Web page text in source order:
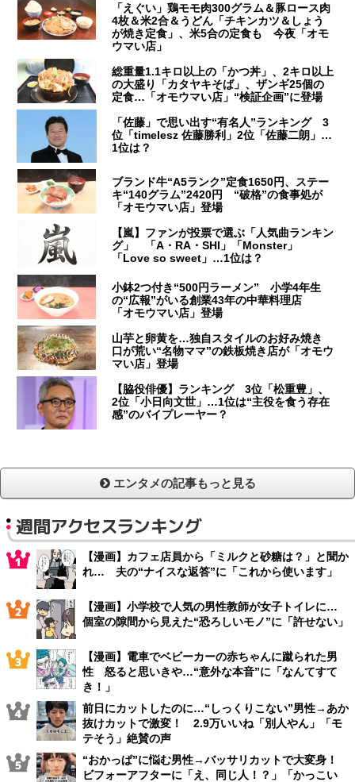
「えぐい」鶏モモ肉300グラム＆豚ロース肉
4枚＆米2合＆うどん「チキンカツ＆しょう
が焼き定食」、米5合の定食も 今夜「オモ
ウマい店」
総重量1.1キロ以上の「かつ丼」、2キロ以上
の大盛り「カタヤキそば」、ザンギ25個の
定食…「オモウマい店」“検証企画”に登場
「佐藤」で思い出す“有名人”ランキング 3
位「timelesz 佐藤勝利」2位「佐藤二朗」…
1位は？
ブランド牛“A5ランク”定食1650円、ステー
キ“140グラム”2420円 “破格”の食事処が
「オモウマい店」登場
【嵐】ファンが投票で選ぶ「人気曲ランキン
グ」 「A・RA・SHI」「Monster」
「Love so sweet」…1位は？
小鉢2つ付き“500円ラーメン” 小学4年生
の“広報”がいる創業43年の中華料理店
「オモウマい店」登場
山芋と卵黄を…独自スタイルのお好み焼き
口が荒い“名物ママ”の鉄板焼き店が「オモウ
マい店」登場
【脇役俳優】ランキング 3位「松重豊」、
2位「小日向文世」…1位は“主役を食う存在
感”のバイプレーヤー？
エンタメの記事もっと見る
週間アクセスランキング
【漫画】カフェ店員から「ミルクと砂糖は？」と聞か
れ… 夫の“ナイスな返答”に「これから使います」
【漫画】小学校で人気の男性教師が女子トイレに…
個室の隙間から見えた“恐ろしいモノ”に「許せない」
【漫画】電車でベビーカーの赤ちゃんに蹴られた男
性 怒ると思いきや…“意外な本音”に「なんてすて
き！」
前日にカットしたのに…“しっくりこない”男性→あか
抜けカットで激変！ 2.9万いいね「別人やん」「モ
テそう」絶賛の声
“おかっぱ”に悩む男性→バッサリカットで大変身！
ビフォーアフターに「え、同じ人！？」「かっこい